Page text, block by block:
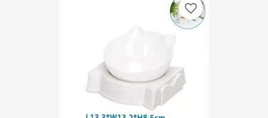
favorite_border